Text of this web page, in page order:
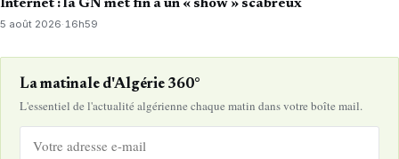
Internet : la GN met fin à un « show » scabreux
5 août 2026· 16h59
La matinale d'Algérie 360°
L'essentiel de l'actualité algérienne chaque matin dans votre boîte mail.